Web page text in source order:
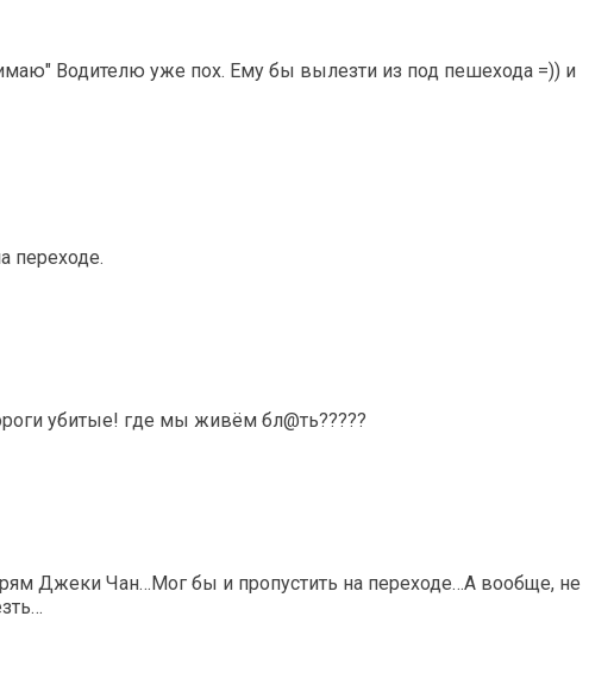
Водителю уже пох. Ему бы вылезти из под пешехода =)) и
переходе.
убитые! где мы живём бл@ть?????
Джеки Чан…Мог бы и пропустить на переходе…А вообще, не